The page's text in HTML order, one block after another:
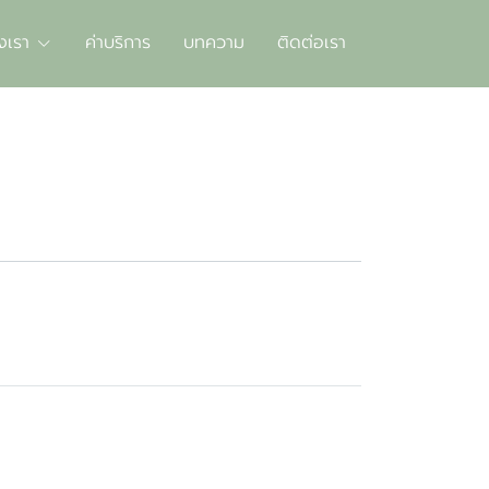
รา ค่าบริการ บทความ ติดต่อเรา